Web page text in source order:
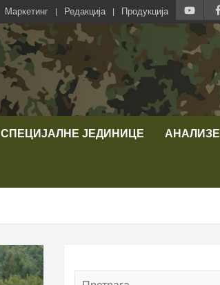
Маркетинг Редакција Продукција
СПЕЦИЈАЛНЕ ЈЕДИНИЦЕ АНАЛИЗЕ